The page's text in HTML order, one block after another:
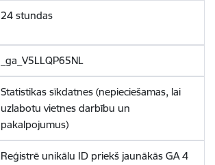
24 stundas
_ga_V5LLQP65NL
Statistikas sīkdatnes (nepieciešamas, lai
uzlabotu vietnes darbību un
pakalpojumus)
Reģistrē unikālu ID priekš jaunākās GA 4